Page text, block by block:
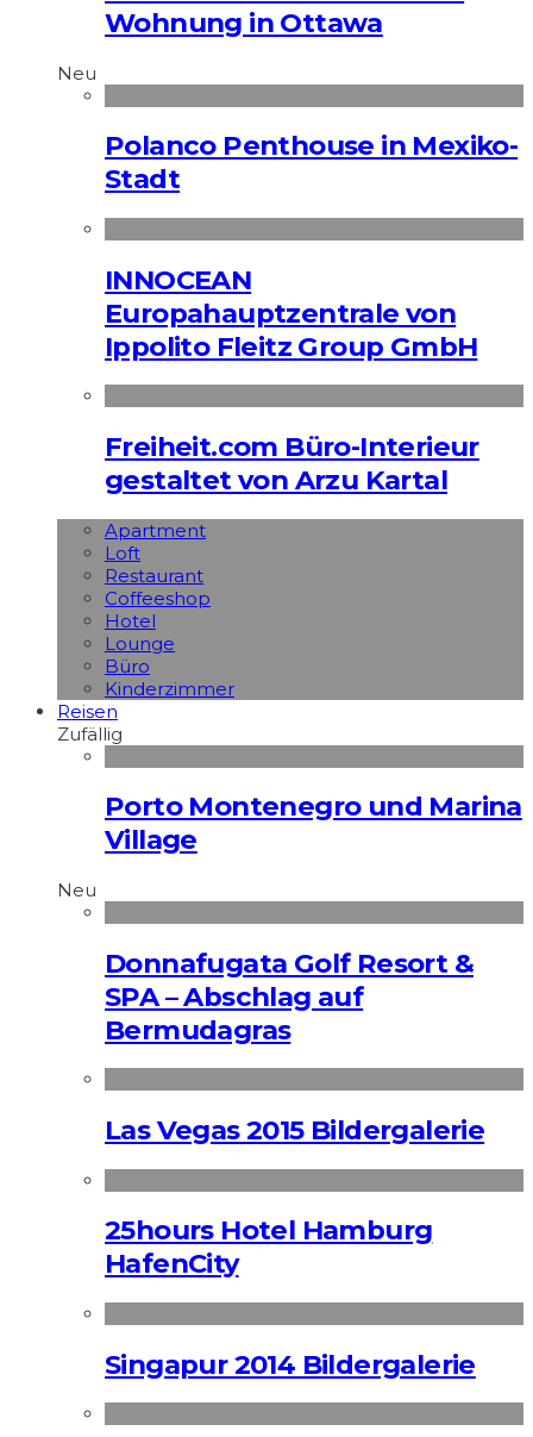
Wohnung in Ottawa
Neu
Polanco Penthouse in Mexiko-
Stadt
INNOCEAN
Europahauptzentrale von
Ippolito Fleitz Group GmbH
Freiheit.com Büro-Interieur
gestaltet von Arzu Kartal
Apart­ment
Loft
Restaurant
Coffeeshop
Hotel
Lounge
Büro
Kinderzimmer
Reisen
Zufällig
Porto Montenegro und Marina
Village
Neu
Donnafugata Golf Resort &
SPA – Abschlag auf
Bermudagras
Las Vegas 2015 Bildergalerie
25hours Hotel Hamburg
HafenCity
Singapur 2014 Bildergalerie